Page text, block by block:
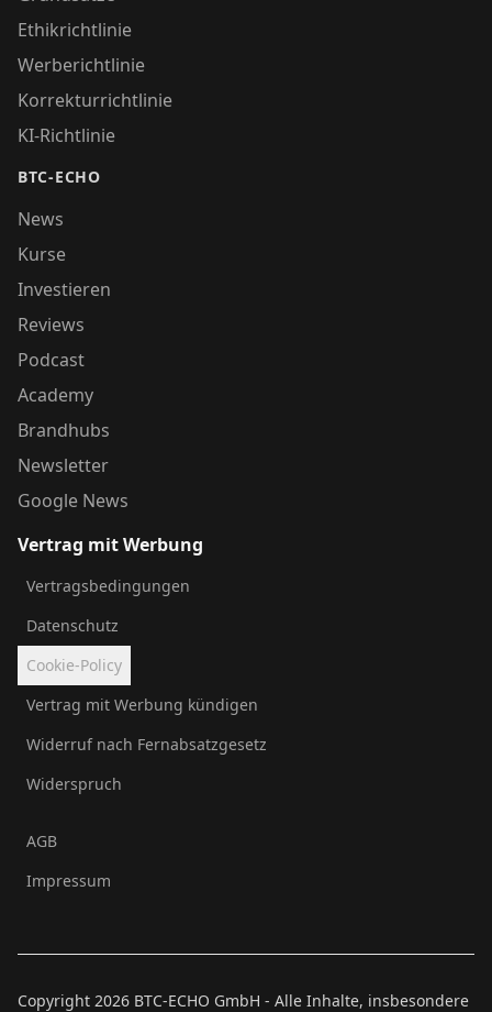
Ethikrichtlinie
Werberichtlinie
Korrekturrichtlinie
KI-Richtlinie
BTC-ECHO
News
Kurse
Investieren
Reviews
Podcast
Academy
Brandhubs
Newsletter
Google News
Vertrag mit Werbung
Vertragsbedingungen
Datenschutz
Cookie-Policy
Vertrag mit Werbung kündigen
Widerruf nach Fernabsatzgesetz
Widerspruch
AGB
Impressum
Copyright 2026 BTC-ECHO GmbH - Alle Inhalte, insbesondere